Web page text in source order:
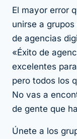
El mayor error
unirse a
de agencias
«Éxito de
excelentes
pero todos los
No vas a
de gente que
Únete a los